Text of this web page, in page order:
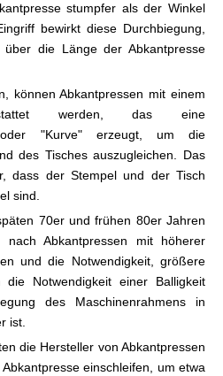
stumpfer als der Winkel
bewirkt diese Durchbiegung,
die Länge der Abkantpresse
können Abkantpressen mit einem
werden, das eine
oder "Kurve" erzeugt, um die
des Tisches auszugleichen. Das
dass der Stempel und der Tisch
sind.
70er und frühen 80er Jahren
nach Abkantpressen mit höherer
und die Notwendigkeit, größere
Notwendigkeit einer Balligkeit
des Maschinenrahmens in
ist.
die Hersteller von Abkantpressen
einschleifen, um etwa